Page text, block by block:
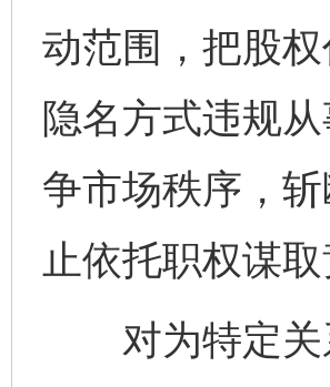
动范围，把股
隐名方式违规
争市场秩序，
止依托职权谋
对为特定关系